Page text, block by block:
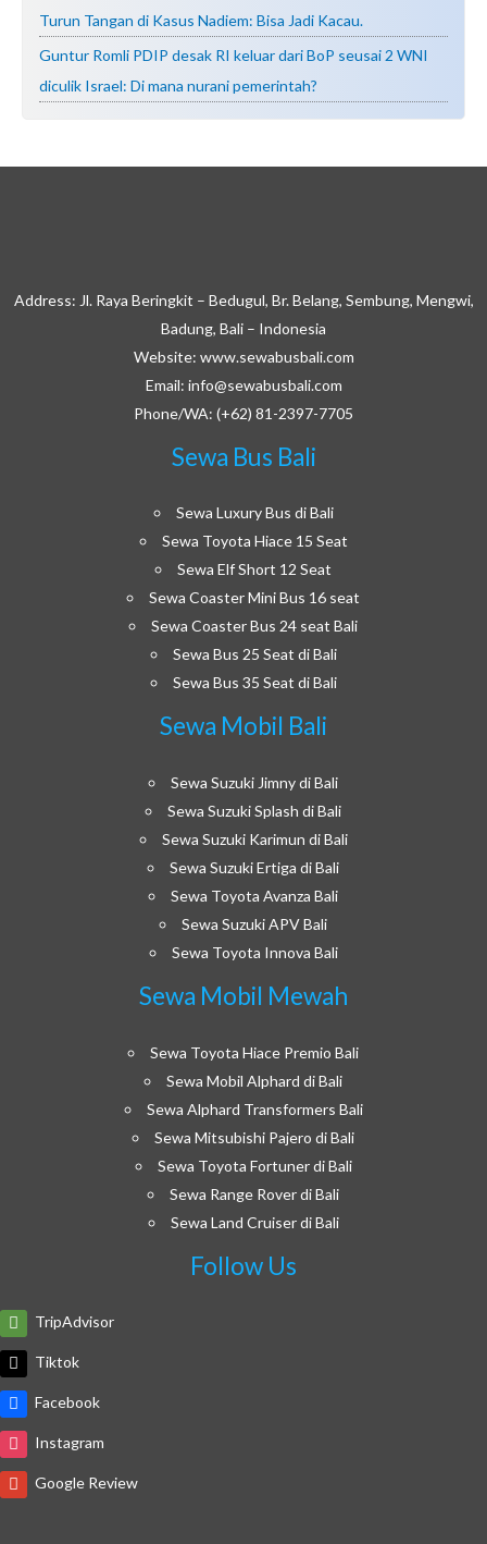
Turun Tangan di Kasus Nadiem: Bisa Jadi Kacau.
Guntur Romli PDIP desak RI keluar dari BoP seusai 2 WNI
diculik Israel: Di mana nurani pemerintah?
Address: Jl. Raya Beringkit – Bedugul, Br. Belang, Sembung, Mengwi,
Badung, Bali – Indonesia
Website: www.sewabusbali.com
Email: info@sewabusbali.com
Phone/WA: (+62) 81-2397-7705
Sewa Bus Bali
Sewa Luxury Bus di Bali
Sewa Toyota Hiace 15 Seat
Sewa Elf Short 12 Seat
Sewa Coaster Mini Bus 16 seat
Sewa Coaster Bus 24 seat Bali
Sewa Bus 25 Seat di Bali
Sewa Bus 35 Seat di Bali
Sewa Mobil Bali
Sewa Suzuki Jimny di Bali
Sewa Suzuki Splash di Bali
Sewa Suzuki Karimun di Bali
Sewa Suzuki Ertiga di Bali
Sewa Toyota Avanza Bali
Sewa Suzuki APV Bali
Sewa Toyota Innova Bali
Sewa Mobil Mewah
Sewa Toyota Hiace Premio Bali
Sewa Mobil Alphard di Bali
Sewa Alphard Transformers Bali
Sewa Mitsubishi Pajero di Bali
Sewa Toyota Fortuner di Bali
Sewa Range Rover di Bali
Sewa Land Cruiser di Bali
Follow Us
TripAdvisor
Tiktok
Facebook
Instagram
Google Review